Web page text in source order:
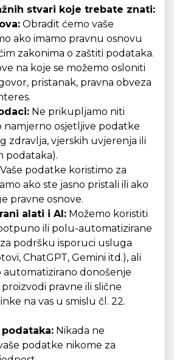
stvari koje trebate znati:
Obradit ćemo vaše
ako imamo pravnu osnovu
zakonima o zaštiti podataka.
na koje se možemo osloniti
pristanak, pravna obveza
Ne prikupljamo niti
namjerno osjetljive podatke
zdravlja, vjerskih uvjerenja ili
podataka).
Vaše podatke koristimo za
ako ste jasno pristali ili ako
pravne osnove.
alati i AI: Možemo koristiti
ili polu-automatizirane
podršku isporuci usluga
ChatGPT, Gemini itd.), ali
automatizirano donošenje
pravne ili slične
na vas u smislu čl. 22.
Nikada ne
podatke nikome za